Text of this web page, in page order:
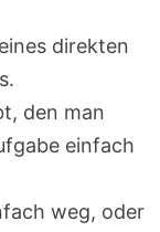
direkten
den man
einfach
weg, oder